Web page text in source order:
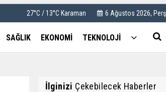
27°C / 13°C Karaman 6 Ağustos 2026,
SAĞLIK EKONOMİ TEKNOLOJİ
İlginizi Çekebilecek Haberler